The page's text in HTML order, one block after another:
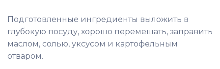
Подготовленные ингредиенты выложить в
глубокую посуду, хорошо перемешать, заправить
маслом, солью, уксусом и картофельным
отваром.